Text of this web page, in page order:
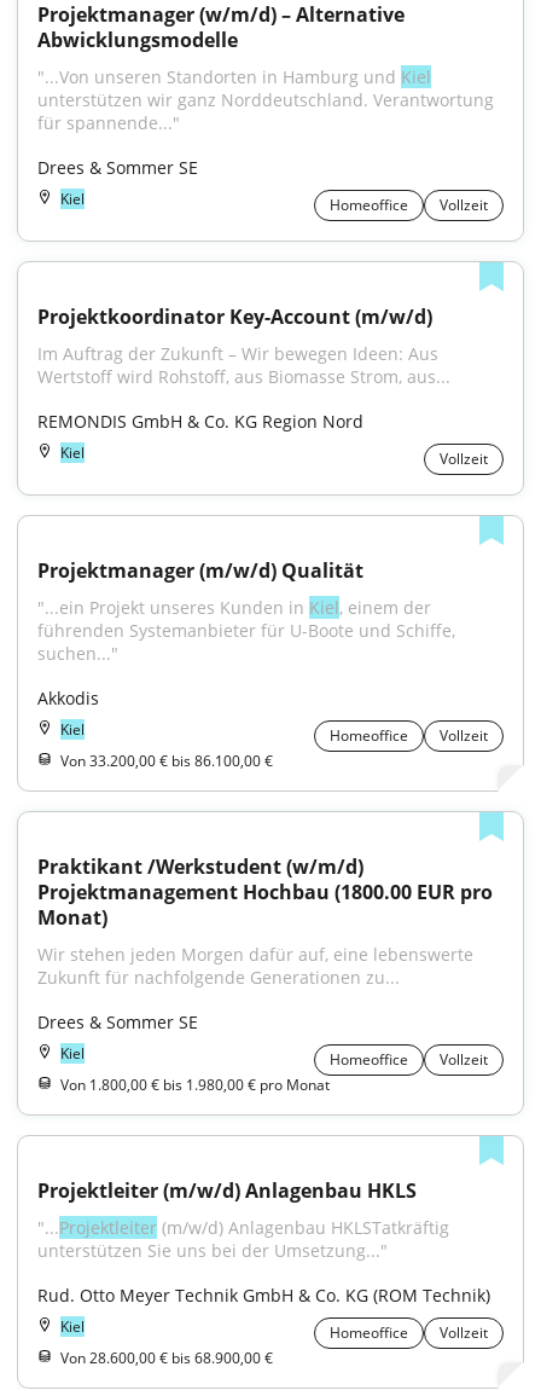
Projektmanager (w/m/d) – Alternative
Abwicklungsmodelle
"...Von unseren Standorten in Hamburg und Kiel
unterstützen wir ganz Norddeutschland. Verantwortung
für spannende..."
Drees & Sommer SE
Kiel Homeoffice Vollzeit
Projektkoordinator Key-Account (m/w/d)
Im Auftrag der Zukunft – Wir bewegen Ideen: Aus
Wertstoff wird Rohstoff, aus Biomasse Strom, aus...
REMONDIS GmbH & Co. KG Region Nord
Kiel Vollzeit
Projektmanager (m/w/d) Qualität
"...ein Projekt unseres Kunden in Kiel, einem der
führenden Systemanbieter für U-Boote und Schiffe,
suchen..."
Akkodis
Kiel Homeoffice
Vollzeit
Von 33.200,00 € bis 86.100,00 €
Praktikant /Werkstudent (w/m/d)
Projektmanagement Hochbau (1800.00 EUR pro
Monat)
Wir stehen jeden Morgen dafür auf, eine lebenswerte
Zukunft für nachfolgende Generationen zu...
Drees & Sommer SE
Kiel Homeoffice
Vollzeit
Von 1.800,00 € bis 1.980,00 € pro Monat
Projektleiter (m/w/d) Anlagenbau HKLS
"...Projektleiter (m/w/d) Anlagenbau HKLSTatkräftig
unterstützen Sie uns bei der Umsetzung..."
Rud. Otto Meyer Technik GmbH & Co. KG (ROM Technik)
Kiel Homeoffice
Vollzeit
Von 28.600,00 € bis 68.900,00 €